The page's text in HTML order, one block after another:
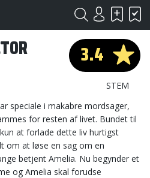
3.4
STEM
speciale i makabre mordsager,
for resten af livet. Bundet til
at forlade dette liv hurtigst
om at løse en sag om en
betjent Amelia. Nu begynder et
og Amelia skal forudse